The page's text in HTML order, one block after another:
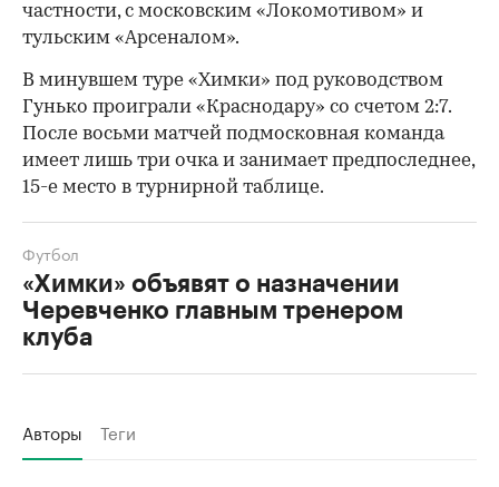
частности, с московским «Локомотивом» и
тульским «Арсеналом».
В минувшем туре «Химки» под руководством
Гунько проиграли «Краснодару» со счетом 2:7.
После восьми матчей подмосковная команда
имеет лишь три очка и занимает предпоследнее,
15-е место в турнирной таблице.
«Химки» объявят о назначении
Черевченко главным тренером
клуба
Футбол
Авторы Теги